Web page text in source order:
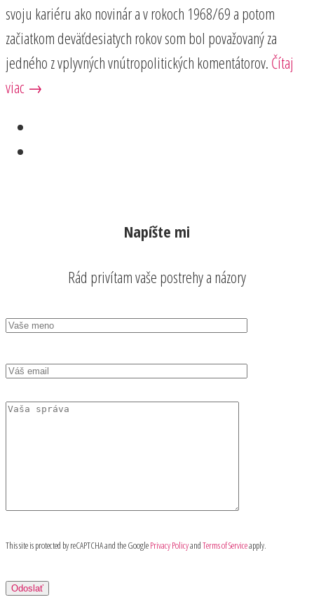
svoju kariéru ako novinár a v rokoch 1968/69 a potom
začiatkom deväťdesiatych rokov som bol považovaný za
jedného z vplyvných vnútropolitických komentátorov. Čítaj
viac →
Napíšte mi
Rád privítam vaše postrehy a názory
This site is protected by reCAPTCHA and the GooglePrivacy PolicyandTerms of Serviceapply.